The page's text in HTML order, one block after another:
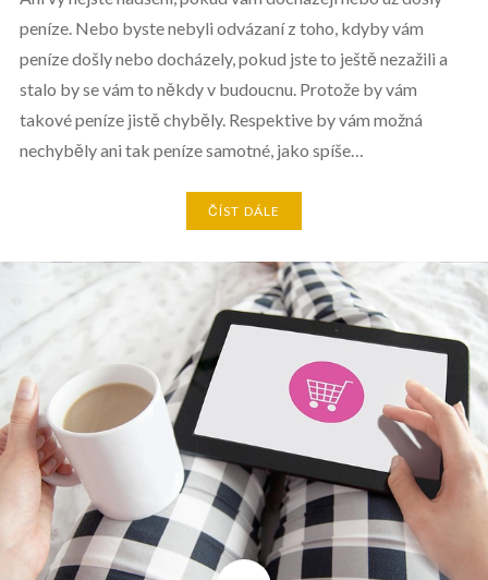
peníze. Nebo byste nebyli odvázaní z toho, kdyby vám
peníze došly nebo docházely, pokud jste to ještě nezažili a
stalo by se vám to někdy v budoucnu. Protože by vám
takové peníze jistě chyběly. Respektive by vám možná
nechyběly ani tak peníze samotné, jako spíše…
ČÍST DÁLE